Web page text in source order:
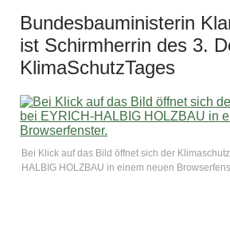
Bundesbauministerin
ist Schirmherrin des 3.
KlimaSchutzTages
Bei Klick auf das Bild öffnet sich der
HALBIG HOLZBAU in einem neuen